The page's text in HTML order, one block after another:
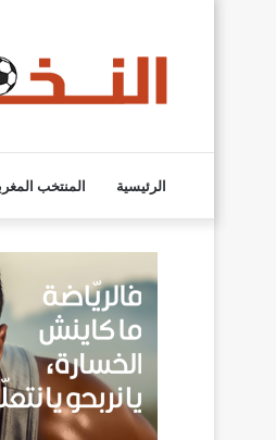
الرئيسية المنتخب